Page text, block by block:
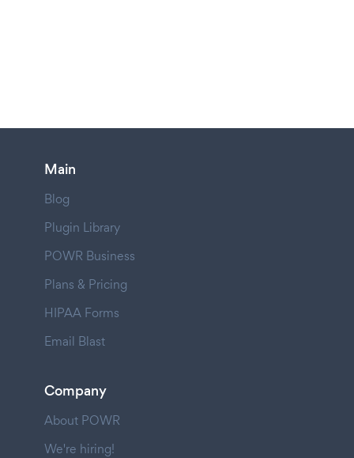
Main
Blog
Plugin Library
POWR Business
Plans & Pricing
HIPAA Forms
Email Blast
Company
About POWR
We're hiring!